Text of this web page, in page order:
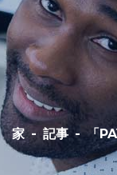
家 - 記事 - 「